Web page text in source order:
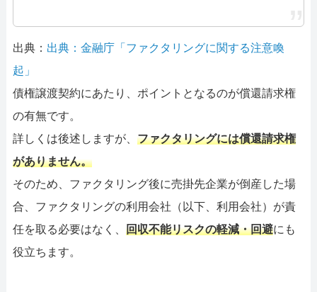
出典： 出典：金融庁「ファクタリングに関する注意喚
起」
債権譲渡契約にあたり、ポイントとなるのが償還請求権
の有無です。
詳しくは後述しますが、 ファクタリングには償還請求権
がありません。
そのため、ファクタリング後に売掛先企業が倒産した場
合、ファクタリングの利用会社（以下、利用会社）が責
任を取る必要はなく、 回収不能リスクの軽減・回避にも
役立ちます。